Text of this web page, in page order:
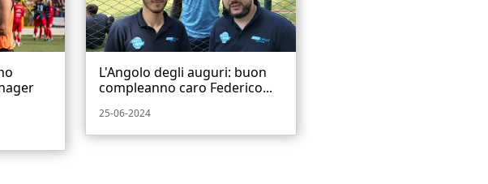
L'Angolo degli auguri: buon
compleanno caro Federico...
25-06-2024